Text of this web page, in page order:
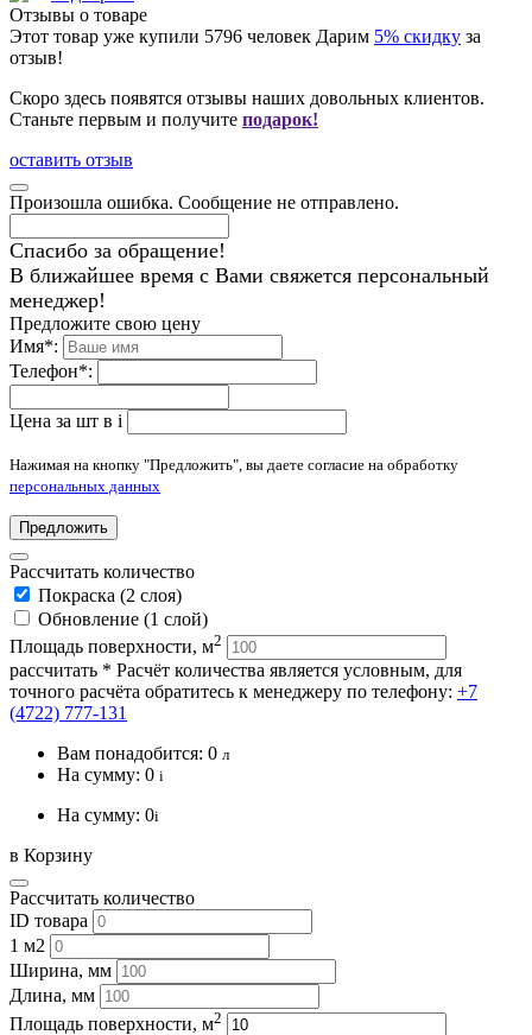
Отзывы о товаре
Этот товар уже купили 5796 человек Дарим 5% скидку за
отзыв!
Скоро здесь появятся отзывы наших довольных клиентов.
Станьте первым и получите подарок!
оставить отзыв
Произошла ошибка. Сообщение не отправлено.
Спасибо за обращение!
В ближайшее время с Вами свяжется персональный
менеджер!
Предложите свою цену
Имя*:
Телефон*:
Цена за шт в i
Нажимая на кнопку "Предложить", вы даете согласие на обработку
персональных данных
Предложить
Рассчитать количество
Покраска (2 слоя)
Обновление (1 слой)
Площадь поверхности, м2
рассчитать * Расчёт количества является условным, для
точного расчёта обратитесь к менеджеру по телефону: +7
(4722) 777-131
Вам понадобится: 0 л
На сумму: 0 i
На сумму: 0i
в Корзину
Рассчитать количество
ID товара
1 м2
Ширина, мм
Длина, мм
Площадь поверхности, м2